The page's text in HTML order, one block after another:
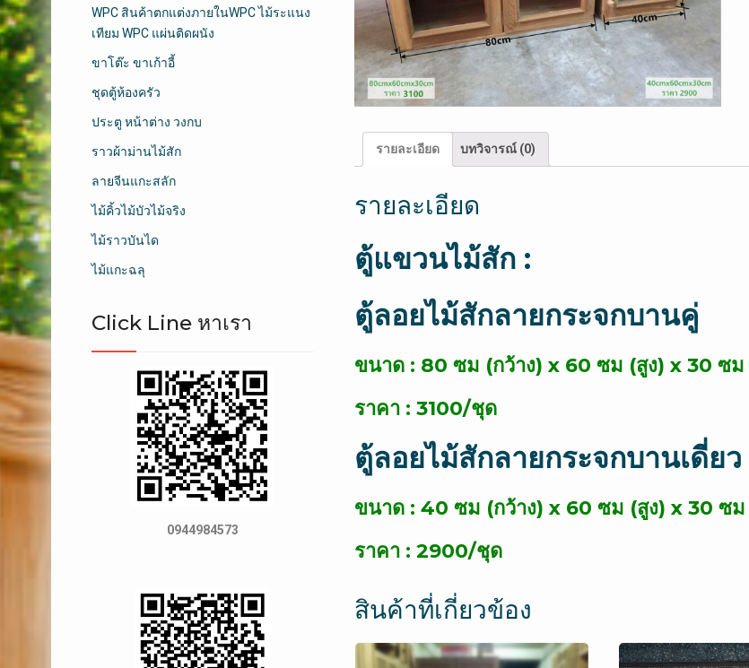
รายละเอียด บทวิจารณ์ (0)
รายละเอียด
ตู้แขวนไม้สัก :
ตู้ลอยไม้สักลายกระจกบานคู่
ขนาด : 80 ซม (กว้าง) x 60 ซม (สูง) x 30 ซม
ราคา : 3100/ชุด
ตู้ลอยไม้สักลายกระจกบานเดี่ยว
ขนาด : 40 ซม (กว้าง) x 60 ซม (สูง) x 30 ซม
ราคา : 2900/ชุด
สินค้าที่เกี่ยวข้อง
WPC สินค้าตกแต่งภายในWPC ไม้ระแนง
เทียม WPC แผ่นติดผนัง
ขาโต๊ะ ขาเก้าอี้
ชุดตู้ห้องครัว
ประตู หน้าต่าง วงกบ
ราวผ้าม่านไม้สัก
ลายจีนแกะสลัก
ไม้คิ้วไม้บัวไม้จริง
ไม้ราวบันได
ไม้แกะฉลุ
Click Line หาเรา
0944984573